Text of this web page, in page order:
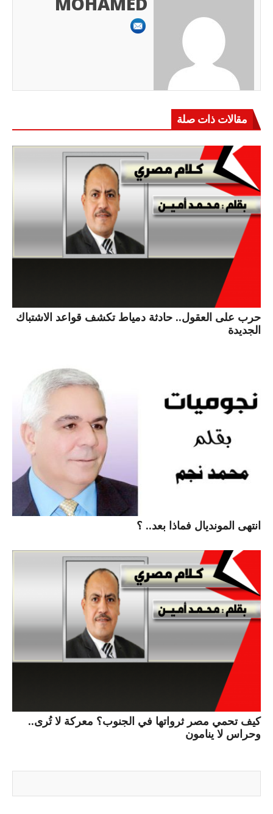
مقالات ذات صلة
حرب على العقول.. حادثة دمياط تكشف قواعد الاشتباك
الجديدة
انتهى المونديال فماذا بعد.. ؟
كيف تحمي مصر ثرواتها في الجنوب؟ معركة لا تُرى..
وحراس لا ينامون